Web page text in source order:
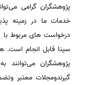
پژوهشگران گرامی
خدمات ما در زمینه
درخواست ‌های مربوط
سینا قابل انجام است.
پژوهشگران
گیرندومجلات معتبر